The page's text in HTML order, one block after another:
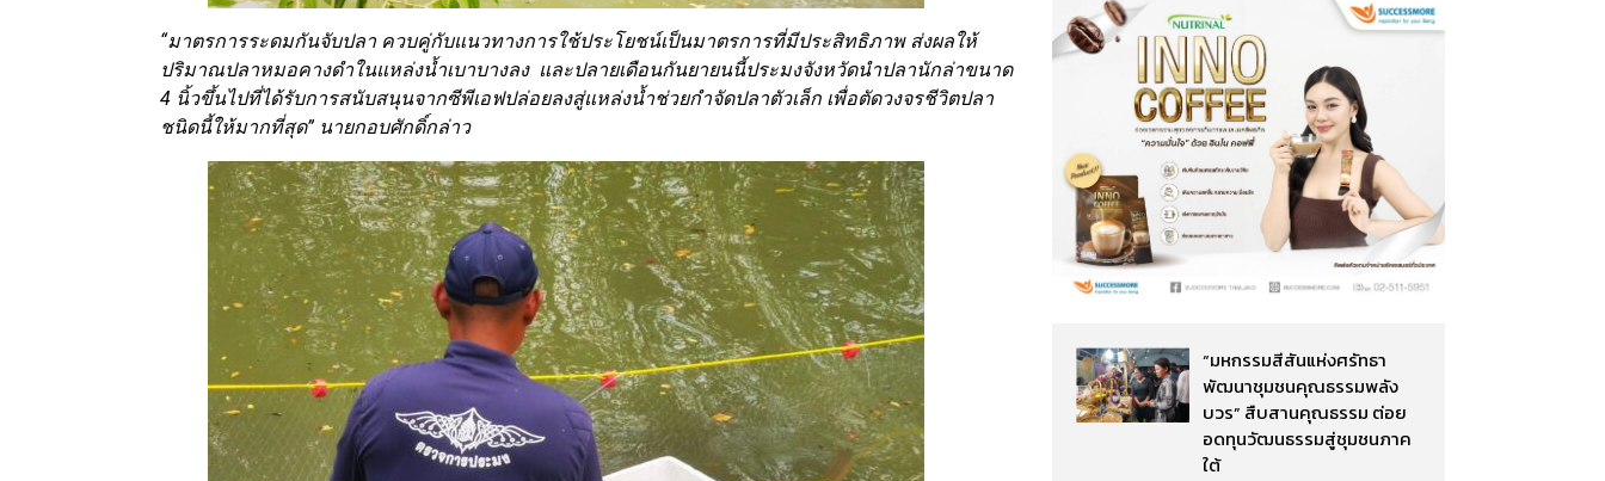
“มาตรการระดมกันจับปลา ควบคู่กับแนวทางการใช้ประโยชน์เป็นมาตรการที่มีประสิทธิภาพ ส่งผลให้
ปริมาณปลาหมอคางดำในแหล่งน้ำเบาบางลง และปลายเดือนกันยายนนี้ประมงจังหวัดนำปลานักล่าขนาด
4 นิ้วขึ้นไปที่ได้รับการสนับสนุนจากซีพีเอฟปล่อยลงสู่แหล่งน้ำช่วยกำจัดปลาตัวเล็ก เพื่อตัดวงจรชีวิตปลา
ชนิดนี้ให้มากที่สุด” นายกอบศักดิ์กล่าว
“มหกรรมสีสันแห่งศรัทธา
พัฒนาชุมชนคุณธรรมพลัง
บวร” สืบสานคุณธรรม ต่อย
อดทุนวัฒนธรรมสู่ชุมชนภาค
ใต้